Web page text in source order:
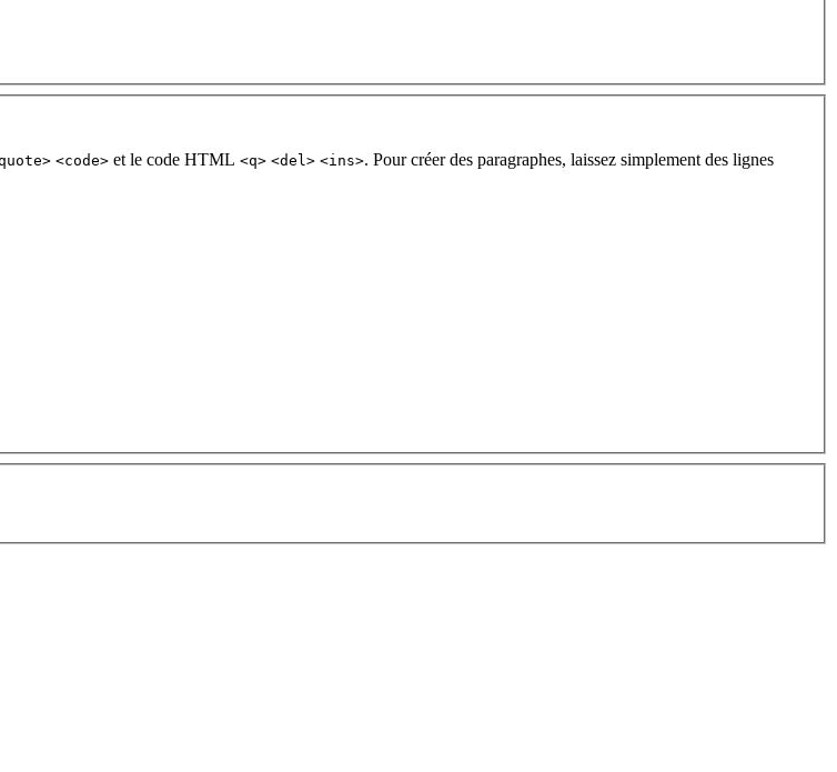
<code> et le code HTML <q> <del> <ins>. Pour créer des paragraphes, laissez simplement des lignes